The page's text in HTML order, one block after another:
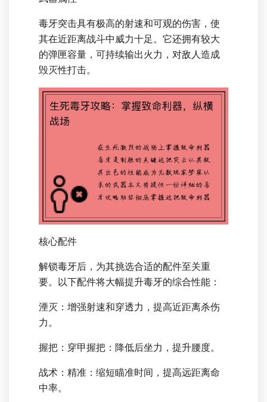
毒牙突击具有极高的射速和可观的伤害，使
其在近距离战斗中威力十足。它还拥有较大
的弹匣容量，可持续输出火力，对敌人造成
毁灭性打击。
核心配件
解锁毒牙后，为其挑选合适的配件至关重
要。以下配件将大幅提升毒牙的综合性能：
湮灭：增强射速和穿透力，提高近距离杀伤
力。
握把：穿甲握把：降低后坐力，提升腰度。
战术：精准：缩短瞄准时间，提高远距离命
中率。